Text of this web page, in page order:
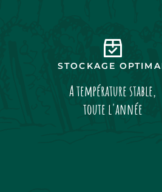
STOCKAGE
A température stable,
toute l'année